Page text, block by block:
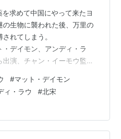
（1990）＜未＞ 出演
掌（1990）＜未＞ 出演
出演
出演
じょう）（1990） 出演
＜未＞ 出演
めて中国にやって来たヨ
生物に襲われた後、万里の
れてしまう。
デイモン、アンディ・ラ
演、チャン・イーモウ監
人公だ。てっきり他国か馬
くのかと思っていたのだ
（とうてつ）」と呼ばれる
素のあるものだった。
この饕餮は中国神話に出て
#マット・デイモン
ィ・ラウ #北宋